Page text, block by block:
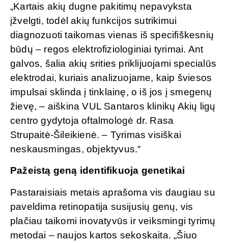
„Kartais akių dugne pakitimų nepavyksta
įžvelgti, todėl akių funkcijos sutrikimui
diagnozuoti taikomas vienas iš specifiškesnių
būdų – regos elektrofiziologiniai tyrimai. Ant
galvos, šalia akių srities priklijuojami specialūs
elektrodai, kuriais analizuojame, kaip šviesos
impulsai sklinda į tinklainę, o iš jos į smegenų
žievę, – aiškina VUL Santaros klinikų Akių ligų
centro gydytoja oftalmologė dr. Rasa
Strupaitė-Šileikienė. – Tyrimas visiškai
neskausmingas, objektyvus.“
Pažeistą geną identifikuoja genetikai
Pastaraisiais metais aprašoma vis daugiau su
paveldima retinopatija susijusių genų, vis
plačiau taikomi inovatyvūs ir veiksmingi tyrimų
metodai – naujos kartos sekoskaita. „Šiuo